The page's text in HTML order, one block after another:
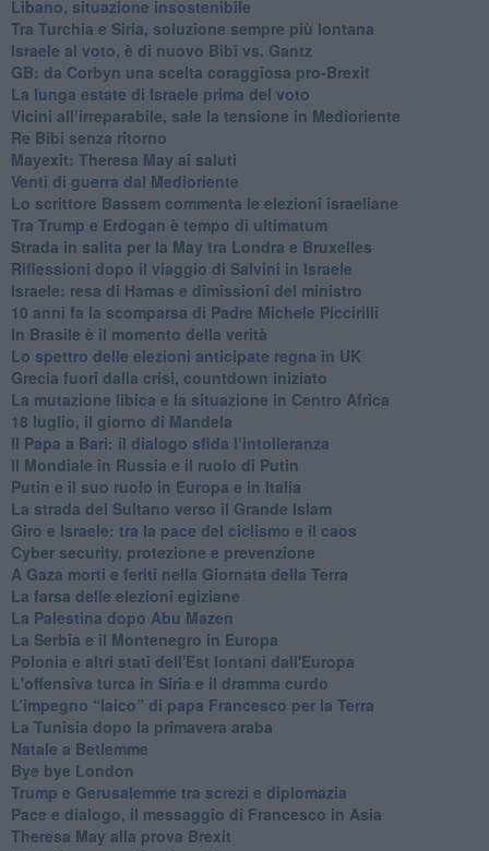
Libano, situazione insostenibile
Tra Turchia e Siria, soluzione sempre più lontana
Israele al voto, è di nuovo Bibi vs. Gantz
GB: da Corbyn una scelta coraggiosa pro-Brexit
La lunga estate di Israele prima del voto
Vicini all’irreparabile, sale la tensione in Medioriente
Re Bibi senza ritorno
Mayexit: Theresa May ai saluti
Venti di guerra dal Medioriente
Lo scrittore Bassem commenta le elezioni israeliane
Tra Trump e Erdogan è tempo di ultimatum
Strada in salita per la May tra Londra e Bruxelles
Riflessioni dopo il viaggio di Salvini in Israele
Israele: resa di Hamas e dimissioni del ministro
10 anni fa la scomparsa di Padre Michele Piccirilli
In Brasile è il momento della verità
Lo spettro delle elezioni anticipate regna in UK
Grecia fuori dalla crisi, countdown iniziato
La mutazione libica e la situazione in Centro Africa
18 luglio, il giorno di Mandela
Il Papa a Bari: il dialogo sfida l’intolleranza
Il Mondiale in Russia e il ruolo di Putin
Putin e il suo ruolo in Europa e in Italia
La strada del Sultano verso il Grande Islam
Giro e Israele: tra la pace del ciclismo e il caos
Cyber security, protezione e prevenzione
A Gaza morti e feriti nella Giornata della Terra
La farsa delle elezioni egiziane
La Palestina dopo Abu Mazen
La Serbia e il Montenegro in Europa
Polonia e altri stati dell'Est lontani dall'Europa
L'offensiva turca in Siria e il dramma curdo
L’impegno “laico” di papa Francesco per la Terra
La Tunisia dopo la primavera araba
Natale a Betlemme
Bye bye London
Trump e Gerusalemme tra screzi e diplomazia
Pace e dialogo, il messaggio di Francesco in Asia
Theresa May alla prova Brexit